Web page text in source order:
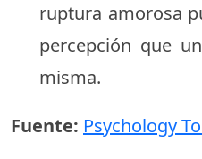
ruptura amorosa
percepción que
misma.
Fuente: Psychology